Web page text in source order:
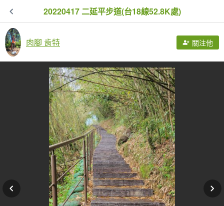
20220417 二延平步道(台18線52.8K處)
肉腳 肯特 關注他